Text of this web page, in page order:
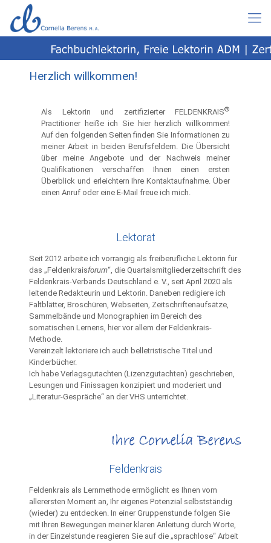
Herzlich willkommen!
Als Lektorin und zertifizierter FELDENKRAIS®
Practitioner heiße ich Sie hier herzlich willkommen!
Auf den folgenden Seiten finden Sie Informationen zu
meiner Arbeit in beiden Berufsfeldern. Die Übersicht
über meine Angebote und der Nachweis meiner
Qualifikationen verschaffen Ihnen einen ersten
Überblick und erleichtern Ihre Kontaktaufnahme. Über
einen Anruf oder eine E-Mail freue ich mich.
Lektorat
Seit 2012 arbeite ich vorrangig als freiberufliche Lektorin für
das „Feldenkraisforum“, die Quartalsmitgliederzeitschrift des
Feldenkrais-Verbands Deutschland e. V., seit April 2020 als
leitende Redakteurin und Lektorin. Daneben redigiere ich
Faltblätter, Broschüren, Webseiten, Zeitschriftenaufsätze,
Sammelbände und Monographien im Bereich des
somatischen Lernens, hier vor allem der Feldenkrais-
Methode.
Vereinzelt lektoriere ich auch belletristische Titel und
Kinderbücher.
Ich habe Verlagsgutachten (Lizenzgutachten) geschrieben,
Lesungen und Finissagen konzipiert und moderiert und
„Literatur-Gespräche“ an der VHS unterrichtet.
Feldenkrais
Feldenkrais als Lernmethode ermöglicht es Ihnen vom
allerersten Moment an, Ihr eigenes Potenzial selbstständig
(wieder) zu entdecken. In einer Gruppenstunde folgen Sie
mit Ihren Bewegungen meiner klaren Anleitung durch Worte,
in der Einzelstunde reagieren Sie auf die „sprachlose“ Arbeit